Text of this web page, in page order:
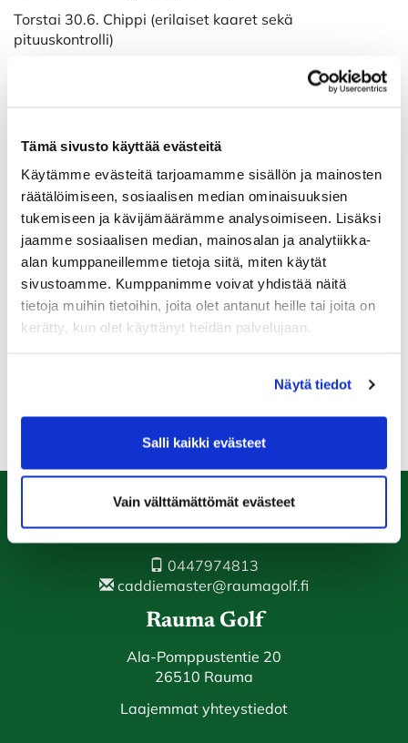
Tämä sivusto käyttää evästeitä
Käytämme evästeitä tarjoamamme sisällön ja mainosten
räätälöimiseen, sosiaalisen median ominaisuuksien
tukemiseen ja kävijämäärämme analysoimiseen. Lisäksi
jaamme sosiaalisen median, mainosalan ja analytiikka-
alan kumppaneillemme tietoja siitä, miten käytät
sivustoamme. Kumppanimme voivat yhdistää näitä
tietoja muihin tietoihin, joita olet antanut heille tai joita on
kerätty, kun olet käyttänyt heidän palvelujaan.
Näytä tiedot
Salli kaikki evästeet
Vain välttämättömät evästeet
Torstai 30.6. Chippi (erilaiset kaaret sekä
pituuskontrolli)
Torstai 4.8. Swingi (kaikki mailat)
Torstai 11.8. Lähipeli kokonaisuudessaan / taktiikka
Torstai 25.8. Lähipelitesti
Kaikki klubitunnit kello 19-20.
Osallistujamäärä: min. 4 max. 12.
Hinta 10€
Caddiemaster
0447974813
caddiemaster@raumagolf.fi
Rauma Golf
Ala-Pomppustentie 20
26510 Rauma
Laajemmat yhteystiedot